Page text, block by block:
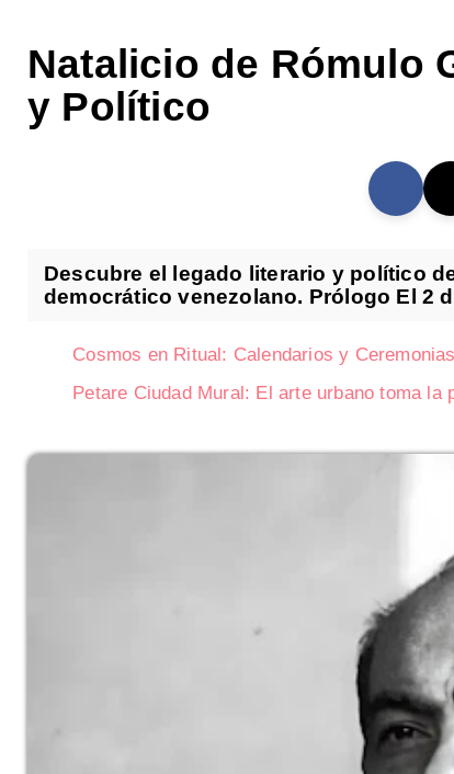
Natalicio de Rómulo
y Político
Descubre el legado literario y político
democrático venezolano. Prólogo El 2
Cosmos en Ritual: Calendarios y Ceremonias
Petare Ciudad Mural: El arte urbano toma la